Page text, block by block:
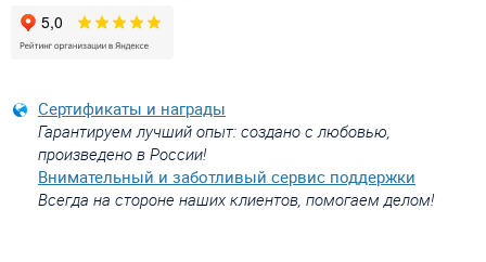
Сертификаты и награды
Гарантируем лучший опыт: создано с любовью,
произведено в России!
Внимательный и заботливый сервис поддержки
Всегда на стороне наших клиентов, помогаем делом!